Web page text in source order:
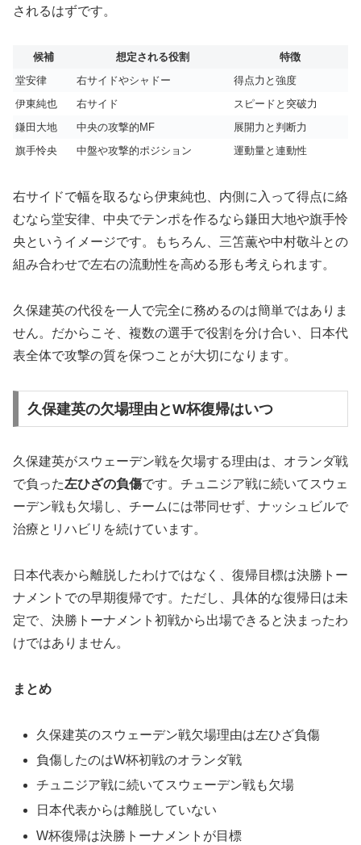
されるはずです。
候補 想定される役割
特徴
堂安律
右サイドやシャドー
得点力と強度
伊東純也
右サイド
スピードと突破力
鎌田大地
中央の攻撃的MF
展開力と判断力
旗手怜央
中盤や攻撃的ポジション 運動量と連動性
右サイドで幅を取るなら伊東純也、内側に入って得点に絡
むなら堂安律、中央でテンポを作るなら鎌田大地や旗手怜
央というイメージです。もちろん、三笘薫や中村敬斗との
組み合わせで左右の流動性を高める形も考えられます。
久保建英の代役を一人で完全に務めるのは簡単ではありま
せん。だからこそ、複数の選手で役割を分け合い、日本代
表全体で攻撃の質を保つことが大切になります。
久保建英の欠場理由とW杯復帰はいつ
久保建英がスウェーデン戦を欠場する理由は、オランダ戦
で負った左ひざの負傷です。チュニジア戦に続いてスウェ
ーデン戦も欠場し、チームには帯同せず、ナッシュビルで
治療とリハビリを続けています。
日本代表から離脱したわけではなく、復帰目標は決勝トー
ナメントでの早期復帰です。ただし、具体的な復帰日は未
定で、決勝トーナメント初戦から出場できると決まったわ
けではありません。
まとめ
久保建英のスウェーデン戦欠場理由は左ひざ負傷
負傷したのはW杯初戦のオランダ戦
チュニジア戦に続いてスウェーデン戦も欠場
日本代表からは離脱していない
W杯復帰は決勝トーナメントが目標